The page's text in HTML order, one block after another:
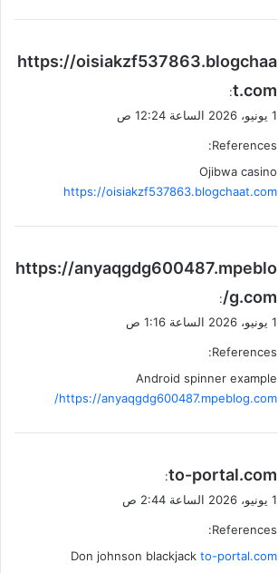
ي
و
ل
https://oisiakzf537863.blogchaa
t.com
:
1 يونيو، 2026 الساعة 12:24 ص
References:
Ojibwa casino
https://oisiakzf537863.blogchaat.com
ي
و
ل
https://anyaqgdg600487.mpeblo
g.com/
:
1 يونيو، 2026 الساعة 1:16 ص
References:
Android spinner example
https://anyaqgdg600487.mpeblog.com/
ي
ق
ل
to-portal.com
:
1 يونيو، 2026 الساعة 2:44 ص
References:
Don johnson blackjack to-portal.com